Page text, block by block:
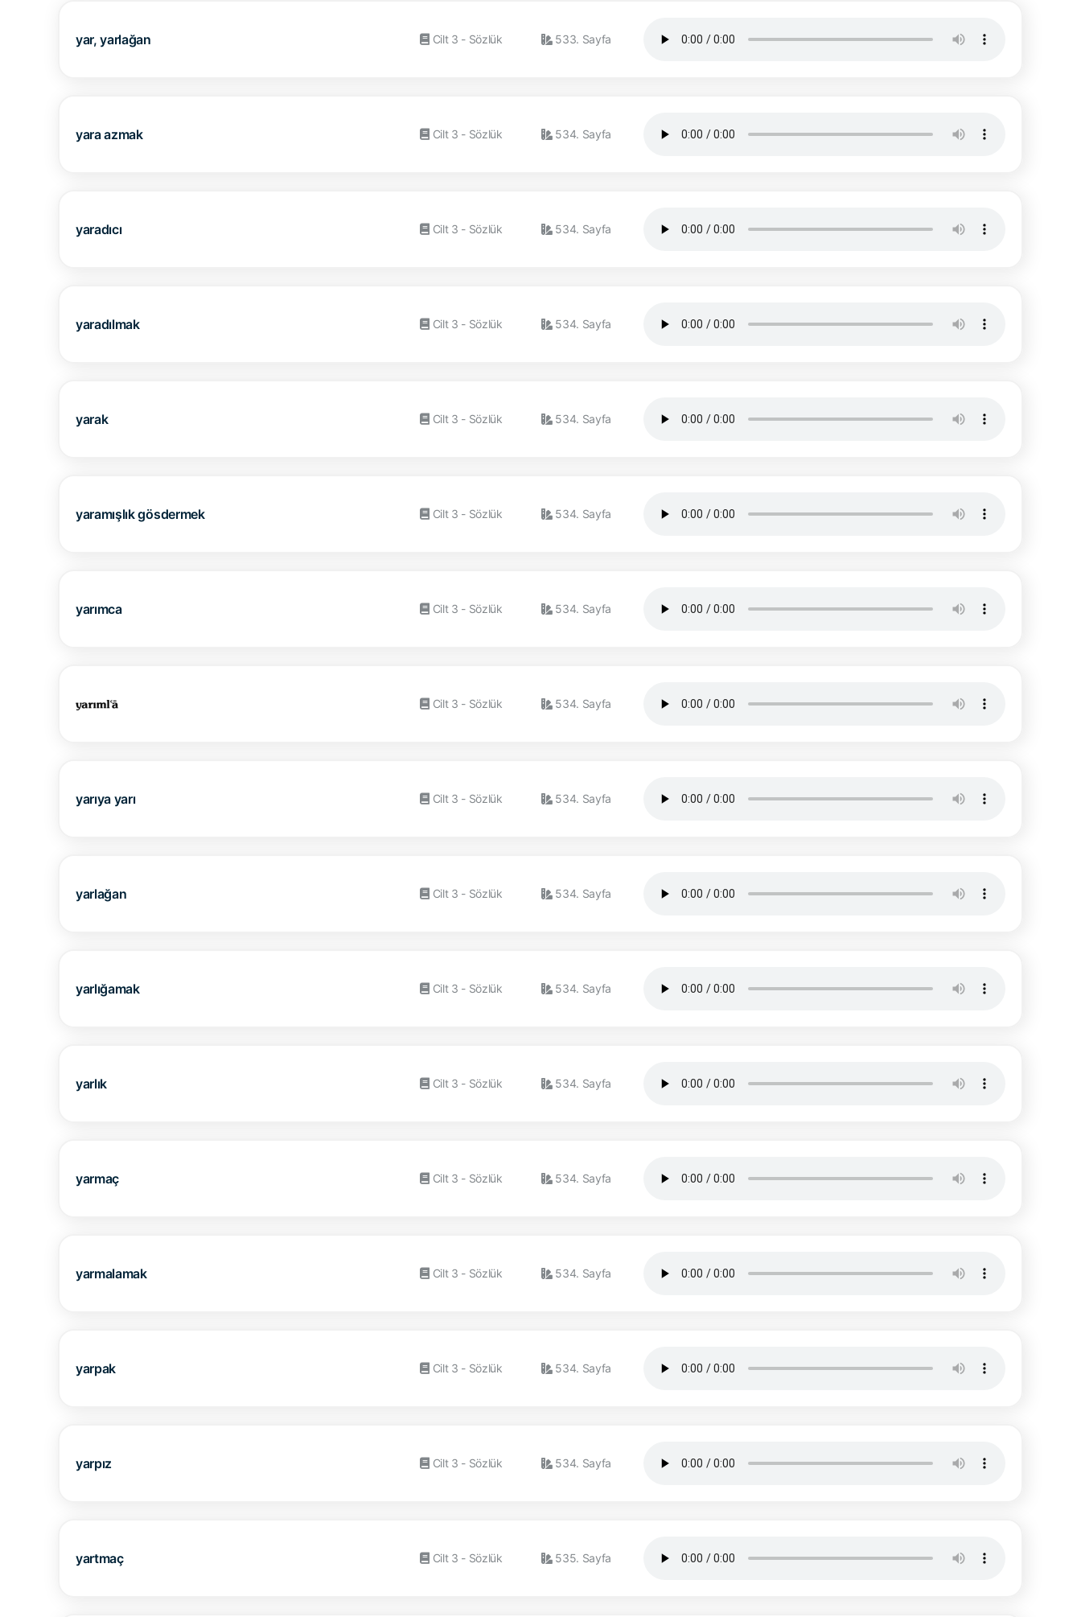
yar, yarlağan Cilt 3 - Sözlük 533. Sayfa
yara azmak Cilt 3 - Sözlük 534. Sayfa
yaradıcı Cilt 3 - Sözlük 534. Sayfa
yaradılmak Cilt 3 - Sözlük 534. Sayfa
yarak Cilt 3 - Sözlük 534. Sayfa
yaramışlık gösdermek Cilt 3 - Sözlük 534. Sayfa
yarımca Cilt 3 - Sözlük 534. Sayfa
Cilt 3 - Sözlük 534. Sayfa
yarıya yarı Cilt 3 - Sözlük 534. Sayfa
yarlağan Cilt 3 - Sözlük 534. Sayfa
yarlığamak Cilt 3 - Sözlük 534. Sayfa
yarlık Cilt 3 - Sözlük 534. Sayfa
yarmaç Cilt 3 - Sözlük 534. Sayfa
yarmalamak Cilt 3 - Sözlük 534. Sayfa
yarpak Cilt 3 - Sözlük 534. Sayfa
yarpız Cilt 3 - Sözlük 534. Sayfa
yartmaç Cilt 3 - Sözlük 535. Sayfa